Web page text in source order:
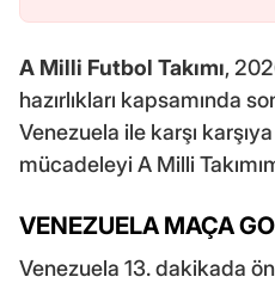
A Milli Futbol Takımı,
hazırlıkları kapsamında
Venezuela ile karşı
mücadeleyi A Milli
VENEZUELA MAÇA
Venezuela 13. dakikada